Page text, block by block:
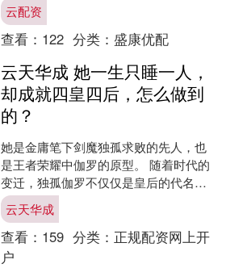
唐演义》的故事不能完全等....
云配资
查看： 122 分类： 盛康优配
云天华成 她一生只睡一人，
却成就四皇四后，怎么做到
的？
她是金庸笔下剑魔独孤求败的先人，也
是王者荣耀中伽罗的原型。 随着时代的
变迁，独孤伽罗不仅仅是皇后的代名
词，她的智慧、决策和韬光养晦的能力
让她成为了历史上难以超越....
云天华成
查看： 159 分类： 正规配资网上开
户